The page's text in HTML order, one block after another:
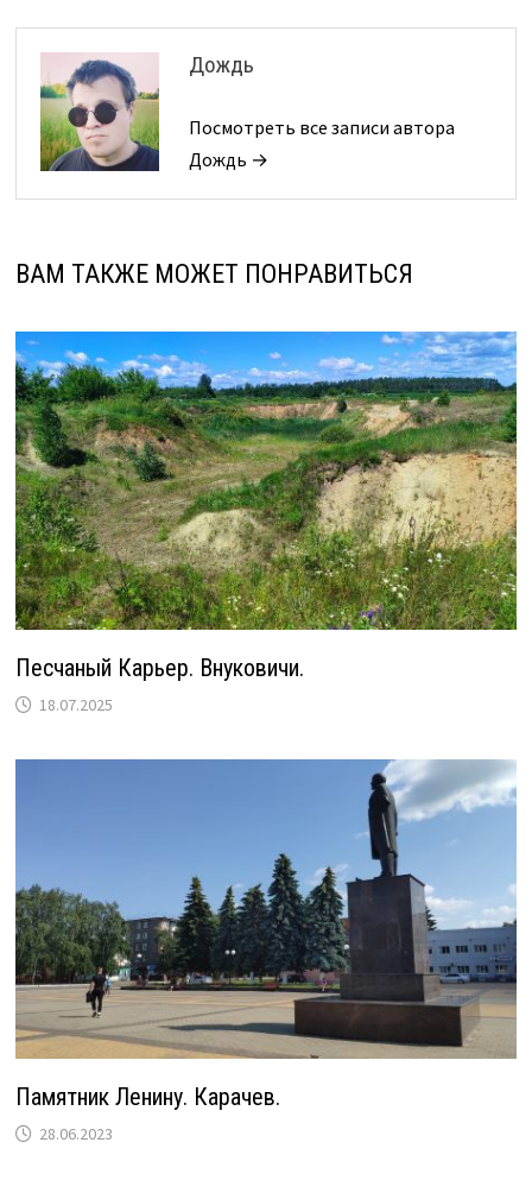
Дождь
Посмотреть все записи автора
Дождь →
ВАМ ТАКЖЕ МОЖЕТ ПОНРАВИТЬСЯ
Песчаный Карьер. Внуковичи.
18.07.2025
Памятник Ленину. Карачев.
28.06.2023